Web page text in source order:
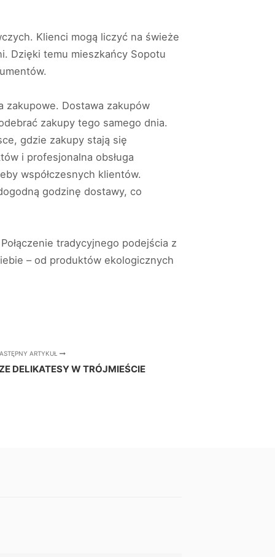
Klienci mogą liczyć na świeże
Dzięki temu mieszkańcy Sopotu
zakupowe. Dostawa zakupów
zakupy tego samego dnia.
gdzie zakupy stają się
i profesjonalna obsługa
współczesnych klientów.
godzinę dostawy, co
tradycyjnego podejścia z
– od produktów ekologicznych
ARTYKUŁ
DELIKATESY W TRÓJMIEŚCIE